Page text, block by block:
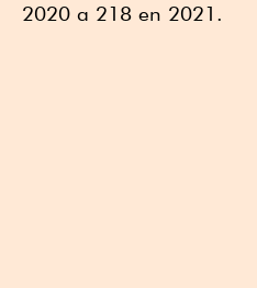
2020 a 218 en 2021.